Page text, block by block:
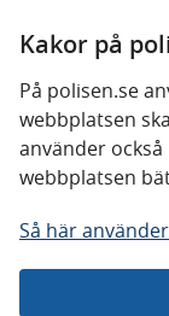
Kakor på
På polisen.se
webbplatsen
använder
webbplatsen
Så här